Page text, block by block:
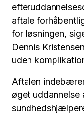
aftale
for løsningen,
Dennis
uden
Aftalen
øget uddannelse